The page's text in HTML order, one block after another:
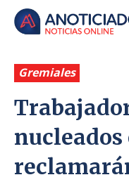
Gremiales
nucleados